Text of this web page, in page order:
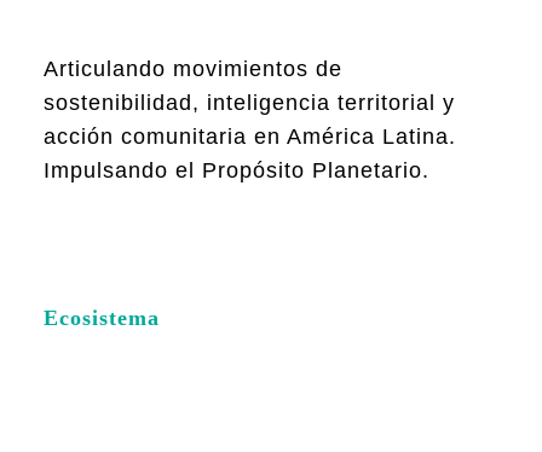
Articulando movimientos de
sostenibilidad, inteligencia territorial y
acción comunitaria en América Latina.
Impulsando el Propósito Planetario.
Ecosistema